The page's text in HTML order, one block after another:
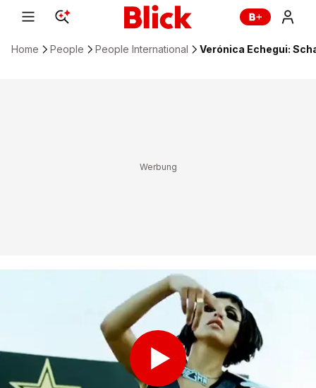
Home People People International Verónica Echegui: